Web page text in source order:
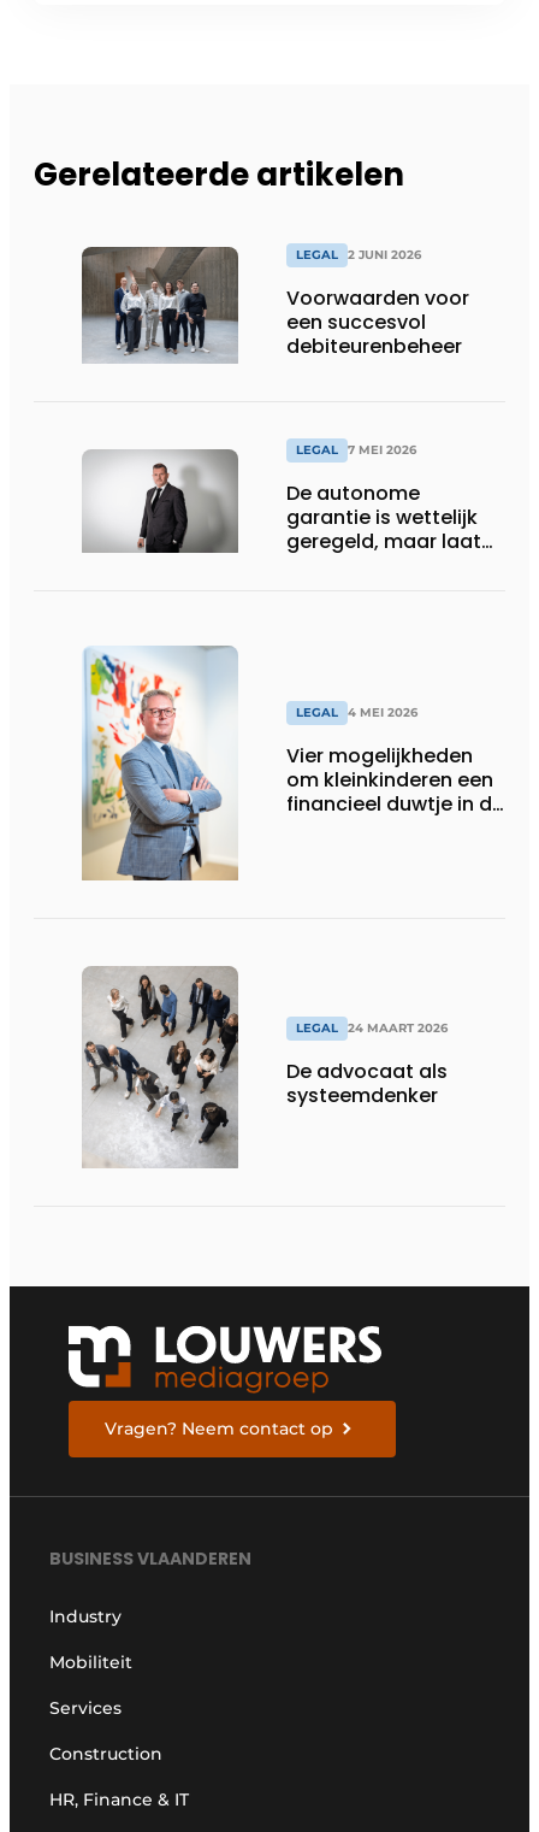
Gerelateerde artikelen
LEGAL 2 JUNI 2026
Voorwaarden voor
een succesvol
debiteurenbeheer
LEGAL 7 MEI 2026
De autonome
garantie is wettelijk
geregeld, maar laat
LEGAL 4 MEI 2026
Vier mogelijkheden
om kleinkinderen een
financieel duwtje in de
LEGAL 24 MAART 2026
De advocaat als
systeemdenker
Vragen? Neem contact op
BUSINESS VLAANDEREN
Industry
Mobiliteit
Services
Construction
HR, Finance & IT